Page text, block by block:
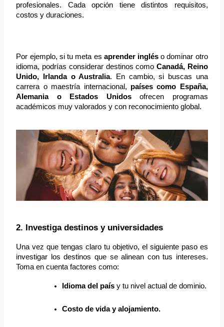
profesionales. Cada opción tiene distintos requisitos,
costos y duraciones.
Por ejemplo, si tu meta es aprender inglés o dominar otro
idioma, podrías considerar destinos como Canadá, Reino
Unido, Irlanda o Australia. En cambio, si buscas una
carrera o maestría internacional, países como España,
Alemania o Estados Unidos ofrecen programas
académicos muy valorados y con reconocimiento global.
2. Investiga destinos y universidades
Una vez que tengas claro tu objetivo, el siguiente paso es
investigar los destinos que se alinean con tus intereses.
Toma en cuenta factores como:
Idioma del país y tu nivel actual de dominio.
Costo de vida y alojamiento.